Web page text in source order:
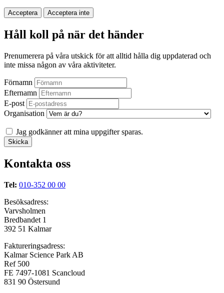
Acceptera Acceptera inte
Håll koll på när det händer
Prenumerera på våra utskick för att alltid hålla dig uppdaterad och
inte missa någon av våra aktiviteter.
Förnamn
Efternamn
E-post
Organisation
Jag godkänner att mina uppgifter sparas.
Kontakta oss
Tel: 010-352 00 00
Besöksadress:
Varvsholmen
Bredbandet 1
392 51 Kalmar
Faktureringsadress:
Kalmar Science Park AB
Ref 500
FE 7497-1081 Scancloud
831 90 Östersund